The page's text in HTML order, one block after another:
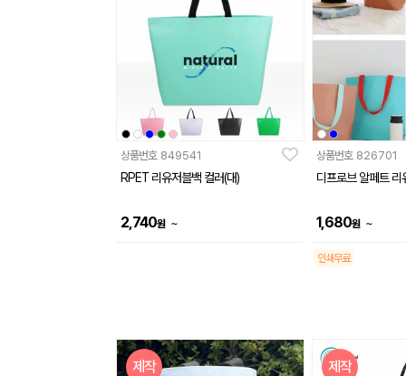
상품번호 849541
RPET 리유저블백 컬러(대)
2,740원 ~
상품번호 826701
디프로브 알페트 리
1,680원 ~
인쇄무료
제작 제작